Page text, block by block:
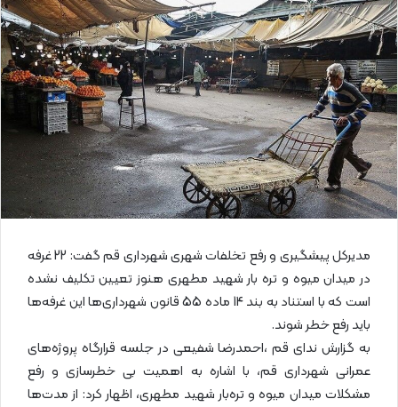
ل
ا
ی
م
ی
مدیرکل پیشگیری و رفع تخلفات شهری شهرداری قم گفت: 22 غرفه
در میدان میوه و تره بار شهید مطهری هنوز تعیین تکلیف نشده
است که با استناد به بند 14 ماده 55 قانون شهرداری‌ها این غرفه‌ها
باید رفع خطر شوند.
به گزارش ندای قم ،احمدرضا شفیعی در جلسه قرارگاه پروژه‌های
عمرانی شهرداری قم، با اشاره به اهمیت بی خطرسازی و رفع
مشکلات میدان میوه و تره‌بار شهید مطهری، اظهار کرد: از مدت‌ها